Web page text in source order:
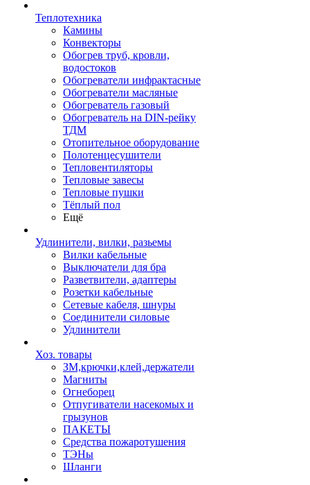
Теплотехника
Камины
Конвекторы
Обогрев труб, кровли,
водостоков
Обогреватели инфрактасные
Обогреватели масляные
Обогреватель газовый
Обогреватель на DIN-рейку
ТДМ
Отопительное оборудование
Полотенцесушители
Тепловентиляторы
Тепловые завесы
Тепловые пушки
Тёплый пол
Ещё
Удлинители, вилки, разьемы
Вилки кабельные
Выключатели для бра
Разветвители, адаптеры
Розетки кабельные
Сетевые кабеля, шнуры
Соединители силовые
Удлинители
Хоз. товары
ЗМ,крючки,клей,держатели
Магниты
Огнеборец
Отпугиватели насекомых и
грызунов
ПАКЕТЫ
Средства пожаротушения
ТЭНы
Шланги